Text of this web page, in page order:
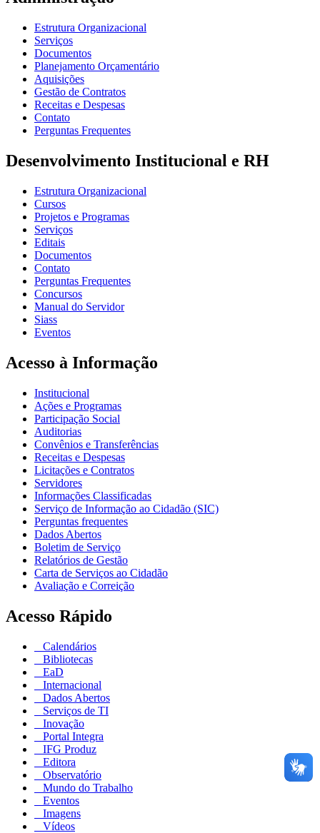
Estrutura Organizacional
Serviços
Documentos
Planejamento Orçamentário
Aquisições
Gestão de Contratos
Receitas e Despesas
Contato
Perguntas Frequentes
Desenvolvimento Institucional e RH
Estrutura Organizacional
Cursos
Projetos e Programas
Serviços
Editais
Documentos
Contato
Perguntas Frequentes
Concursos
Manual do Servidor
Siass
Eventos
Acesso à Informação
Institucional
Ações e Programas
Participação Social
Auditorias
Convênios e Transferências
Receitas e Despesas
Licitações e Contratos
Servidores
Informações Classificadas
Serviço de Informação ao Cidadão (SIC)
Perguntas frequentes
Dados Abertos
Boletim de Serviço
Relatórios de Gestão
Carta de Serviços ao Cidadão
Avaliação e Correição
Acesso Rápido
Calendários
Bibliotecas
EaD
Internacional
Dados Abertos
Serviços de TI
Inovação
Portal Integra
IFG Produz
Editora
Observatório
Mundo do Trabalho
Eventos
Imagens
Vídeos